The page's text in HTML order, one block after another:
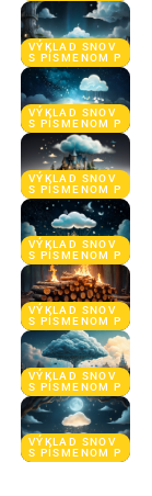
VÝKLAD SNOV
S PÍSMENOM P
VÝKLAD SNOV
S PÍSMENOM P
VÝKLAD SNOV
S PÍSMENOM P
VÝKLAD SNOV
S PÍSMENOM P
VÝKLAD SNOV
S PÍSMENOM P
VÝKLAD SNOV
S PÍSMENOM P
VÝKLAD SNOV
S PÍSMENOM P